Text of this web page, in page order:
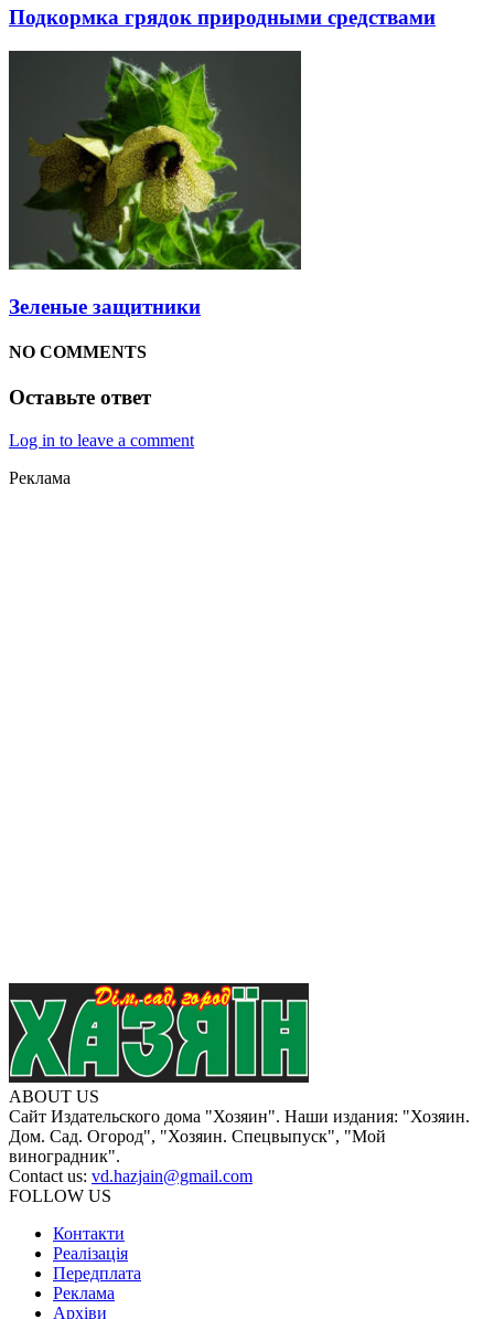
Подкормка грядок природными средствами
Зеленые защитники
NO COMMENTS
Оставьте ответ
Log in to leave a comment
Реклама
ABOUT US
Сайт Издательского дома "Хозяин". Наши издания: "Хозяин.
Дом. Сад. Огород", "Хозяин. Спецвыпуск", "Мой
виноградник".
Contact us: vd.hazjain@gmail.com
FOLLOW US
Контакти
Реалізація
Передплата
Реклама
Архіви